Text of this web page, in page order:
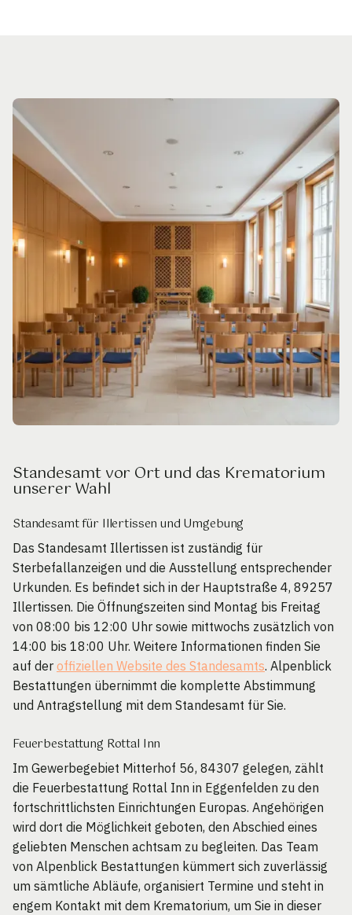
Standesamt vor Ort und das Krematorium
unserer Wahl
Standesamt für Illertissen und Umgebung
Das Standesamt Illertissen ist zuständig für
Sterbefallanzeigen und die Ausstellung entsprechender
Urkunden. Es befindet sich in der Hauptstraße 4, 89257
Illertissen. Die Öffnungszeiten sind Montag bis Freitag
von 08:00 bis 12:00 Uhr sowie mittwochs zusätzlich von
14:00 bis 18:00 Uhr. Weitere Informationen finden Sie
auf der offiziellen Website des Standesamts. Alpenblick
Bestattungen übernimmt die komplette Abstimmung
und Antragstellung mit dem Standesamt für Sie.
Feuerbestattung Rottal Inn
Im Gewerbegebiet Mitterhof 56, 84307 gelegen, zählt
die Feuerbestattung Rottal Inn in Eggenfelden zu den
fortschrittlichsten Einrichtungen Europas. Angehörigen
wird dort die Möglichkeit geboten, den Abschied eines
geliebten Menschen achtsam zu begleiten. Das Team
von Alpenblick Bestattungen kümmert sich zuverlässig
um sämtliche Abläufe, organisiert Termine und steht in
engem Kontakt mit dem Krematorium, um Sie in dieser